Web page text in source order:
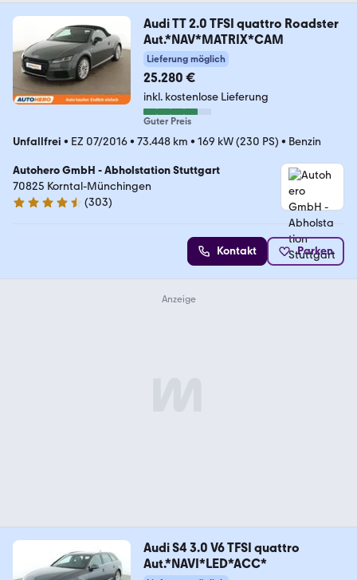
Audi TT 2.0 TFSI quattro Roadster
Aut.*NAV*MATRIX*CAM
Lieferung möglich
25.280 €
inkl. kostenlose Lieferung
Guter Preis
Unfallfrei • EZ 07/2016• 73.448 km • 169 kW (230 PS) • Benzin
Autohero GmbH - Abholstation Stuttgart
70825 Korntal-Münchingen
4.4 Sterne
(303)
Kontakt Parken
Audi S4 3.0 V6 TFSI quattro
Aut.*NAVI*LED*ACC*